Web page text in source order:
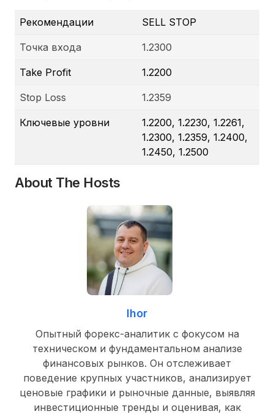
Рекомендации SELL STOP
Точка входа 1.2300
Take Profit 1.2200
Stop Loss 1.2359
Ключевые уровни
1.2200, 1.2230, 1.2261,
1.2300, 1.2359, 1.2400,
1.2450, 1.2500
About The Hosts
Ihor
Опытный форекс-аналитик с фокусом на
техническом и фундаментальном анализе
финансовых рынков. Он отслеживает
поведение крупных участников, анализирует
ценовые графики и рыночные данные, выявляя
инвестиционные тренды и оценивая, как